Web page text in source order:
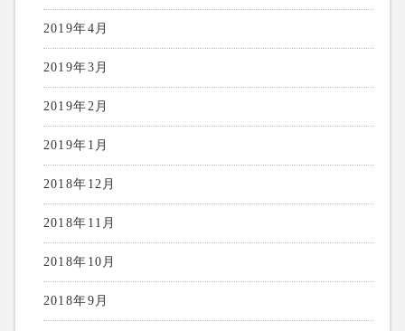
2019年4月
2019年3月
2019年2月
2019年1月
2018年12月
2018年11月
2018年10月
2018年9月